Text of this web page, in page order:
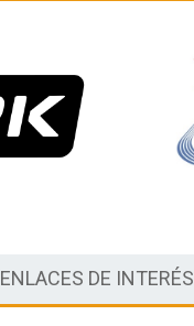
ENLACES DE INTERÉS